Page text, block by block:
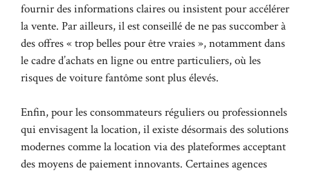
fournir des informations claires ou insistent pour accélérer
la vente. Par ailleurs, il est conseillé de ne pas succomber à
des offres « trop belles pour être vraies », notamment dans
le cadre d’achats en ligne ou entre particuliers, où les
risques devoiture fantômesont plus élevés.
Enfin, pour les consommateurs réguliers ou professionnels
qui envisagent la location, il existe désormais des solutions
modernes comme la location via des plateformes acceptant
des moyens de paiement innovants. Certaines agences